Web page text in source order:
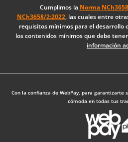
o
o
k
Cumplimos la Norma
NCh3658/2:2022, las cuales entre
requisitos mínimos para el desarrollo
los contenidos mínimos que debe
información
Con la confianza de WebPay, para
cómoda en todas tus